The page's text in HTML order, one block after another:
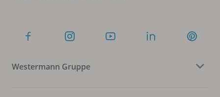
Westermann Gruppe